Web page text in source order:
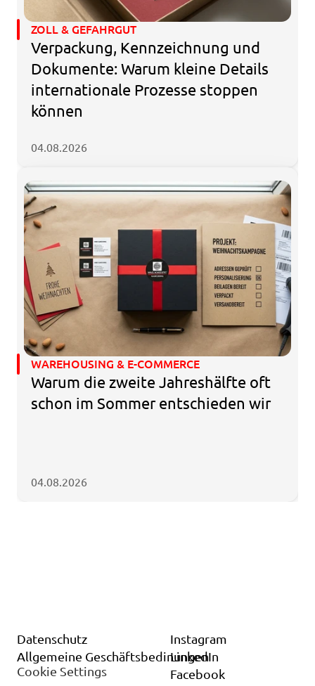
ZOLL & GEFAHRGUT
Verpackung, Kennzeichnung und
Dokumente: Warum kleine Details
internationale Prozesse stoppen
können
04.08.2026
WAREHOUSING & E-COMMERCE
Warum die zweite Jahreshälfte oft
schon im Sommer entschieden wir
04.08.2026
Datenschutz
Allgemeine Geschäftsbedinungen
Cookie Settings
Instagram
LinkedIn
Facebook